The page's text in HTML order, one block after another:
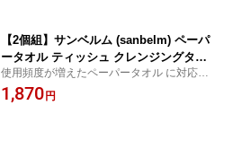
【2個組】サンベルム (sanbelm) ペーパ
ータオル ティッシュ クレンジングタオ
ル 収納 ケース カバー 壁掛け 吊り下げ
はっ水加工 布製
使用頻度が増えたペーパータオル に対応し
たカバー。生地にははっ水加工を施してい
ます。 クレンジングタオルや箱ティッシ
1,870円